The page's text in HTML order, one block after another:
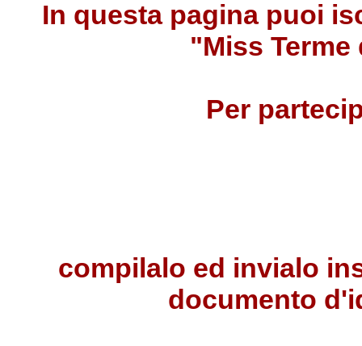
In questa pagina puoi
"Miss Terme
Per
compilalo ed invialo
documento